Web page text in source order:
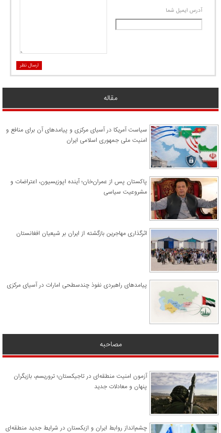
آدرس ايميل شما
ارسال نظر
مقاله
سیاست آمریکا در آسیای مرکزی و پیامدهای آن برای منافع و
امنیت ملی جمهوری اسلامی ایران
پاکستان پس از عمران‌خان؛ آینده اپوزیسیون، اعتراضات و
مشروعیت سیاسی
اثرگذاری مهاجرین بازگشته از ایران بر شیعیان افغانستان
پیامدهای راهبردی نفوذ چندسطحی امارات در آسیای مرکزی
مصاحبه
آزمون امنیت منطقه‌ای در تاجیکستان؛ تروریسم، بازیگران
پنهان و معادلات جدید
چشم‌انداز روابط ایران و ازبکستان در شرایط جدید منطقه‌ای